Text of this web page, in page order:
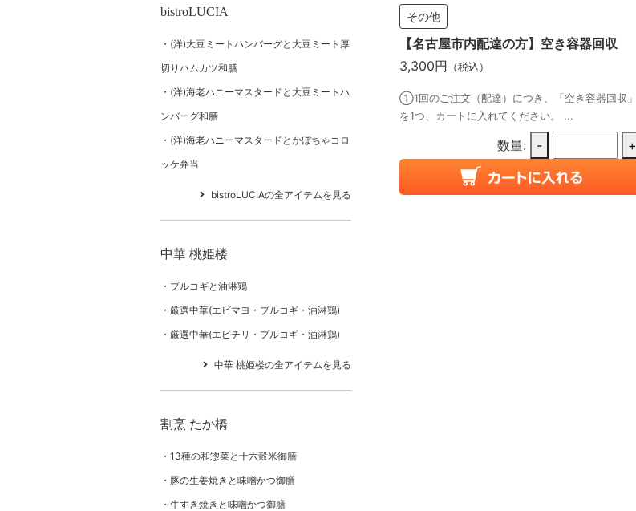
その他
【名古屋市内配達の方】空き容器回収
3,300円 （税込）
①1回のご注文（配達）につき、「空き容器回収」
を1つ、カートに入れてください。 ...
数量: - +
bistroLUCIA
(洋)大豆ミートハンバーグと大豆ミート厚
切りハムカツ和膳
(洋)海老ハニーマスタードと大豆ミートハ
ンバーグ和膳
(洋)海老ハニーマスタードとかぼちゃコロ
ッケ弁当
bistroLUCIAの全アイテムを見る
中華 桃姫楼
プルコギと油淋鶏
厳選中華(エビマヨ・プルコギ・油淋鶏)
厳選中華(エビチリ・プルコギ・油淋鶏)
中華 桃姫楼の全アイテムを見る
割烹 たか橋
13種の和惣菜と十六穀米御膳
豚の生姜焼きと味噌かつ御膳
牛すき焼きと味噌かつ御膳